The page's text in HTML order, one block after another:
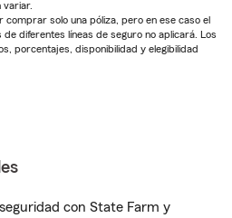
variar.
comprar solo una póliza, pero en ese caso el
diferentes líneas de seguro no aplicará. Los
porcentajes, disponibilidad y elegibilidad
con State Farm y